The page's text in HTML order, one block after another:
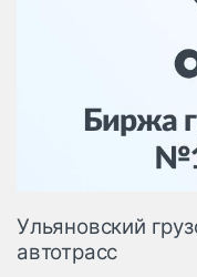
Ульяновский
автотрасс